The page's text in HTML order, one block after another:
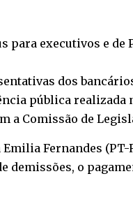
executivos e de
dos
pública realizada
Comissão de
Fernandes
o